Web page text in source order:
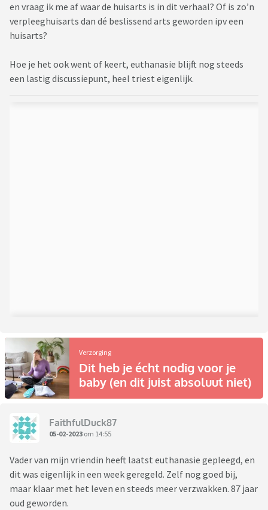
en vraag ik me af waar de huisarts is in dit verhaal? Of is zo’n
verpleeghuisarts dan dé beslissend arts geworden ipv een
huisarts?
Hoe je het ook went of keert, euthanasie blijft nog steeds
een lastig discussiepunt, heel triest eigenlijk.
Verzorging
Dit heb je écht nodig voor je
baby (en dit juist absoluut niet)
FaithfulDuck87
05-02-2023 om 14:55
Vader van mijn vriendin heeft laatst euthanasie gepleegd, en
dit was eigenlijk in een week geregeld. Zelf nog goed bij,
maar klaar met het leven en steeds meer verzwakken. 87 jaar
oud geworden.